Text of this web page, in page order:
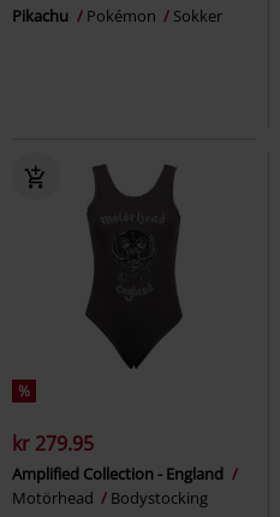
Pikachu Pokémon Sokker
%
kr 279.95
Amplified Collection - England
Motörhead
Bodystocking